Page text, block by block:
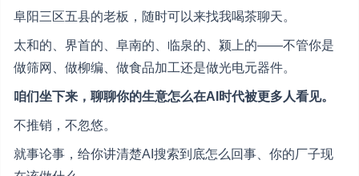
阜阳三区五县的老板，随时可以来找我喝茶聊天。
太和的、界首的、阜南的、临泉的、颍上的——不管你是
做筛网、做柳编、做食品加工还是做光电元器件。
咱们坐下来，聊聊你的生意怎么在AI时代被更多人看见。
不推销，不忽悠。
就事论事，给你讲清楚AI搜索到底怎么回事、你的厂子现